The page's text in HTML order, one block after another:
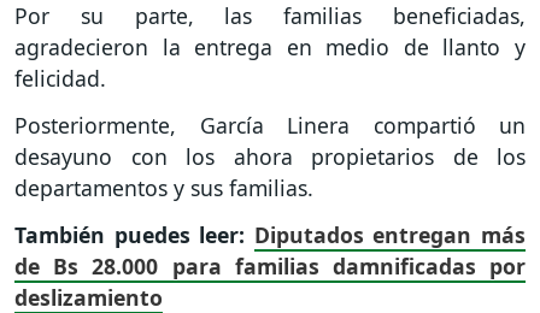
Por su parte, las familias beneficiadas,
agradecieron la entrega en medio de llanto y
felicidad.
Posteriormente, García Linera compartió un
desayuno con los ahora propietarios de los
departamentos y sus familias.
También puedes leer: Diputados entregan más
de Bs 28.000 para familias damnificadas por
deslizamiento